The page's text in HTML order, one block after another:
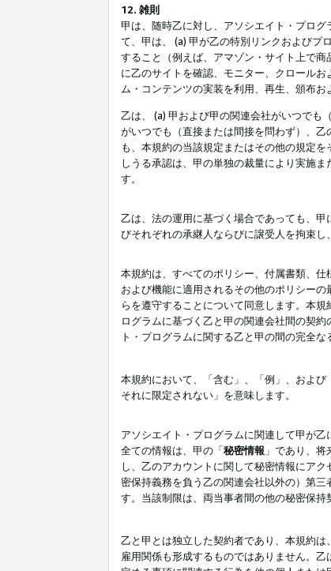
12. 雑則
甲は、随時乙に対し、アソシエイト・プロ
て、甲は、 (a) 甲が乙の特別リンクおよびプ
すること（例えば、アマゾン・サイト上で
に乙のサイトを確認、モニター、クロール
ム・コンテンツの実装を利用、再生、頒布お
乙は、 (a) 甲および甲の関連会社がいつでも
がいつでも（直接または間接を問わず）、
も、本規約の当該規定またはその他の規定
しうる承認は、甲の単独の裁量により実施
す。
乙は、法の運用に基づく場合であっても、
びそれぞれの承継人ならびに譲受人を拘束し
本規約は、すべてのポリシー、付属書類、
および機能に適用されるその他のポリシー
らを遵守することについて同意します。本
ログラムに基づく乙と甲の関連会社間の契
ト・プログラムに関する乙と甲の間の完全
本規約において、「含む」、「例」、およ
それに限定されない」を意味します。
アソシエイト・プログラムに関連して甲が
全ての情報は、甲の「秘密情報 」であり、
し、乙のアカウントに関して秘密情報にア
密保持義務を負う乙の関連会社以外の）第
す。当該制限は、両当事者間の他の秘密保
乙と甲とは独立した契約者であり、本規約
雇用関係も形成するものではありません。